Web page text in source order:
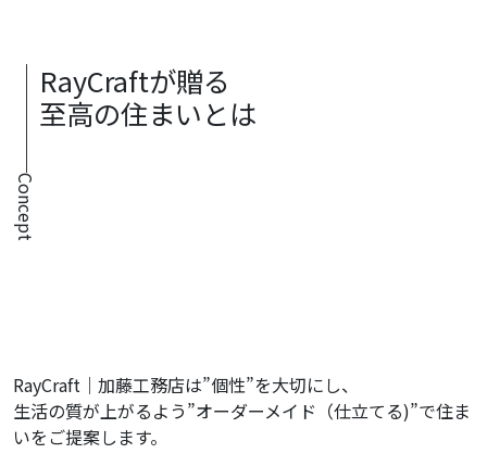
Concept
RayCraftが贈る
至高の住まいとは
RayCraft｜加藤工務店は”個性”を大切にし、
生活の質が上がるよう”オーダーメイド（仕立てる)”で住ま
いをご提案します。